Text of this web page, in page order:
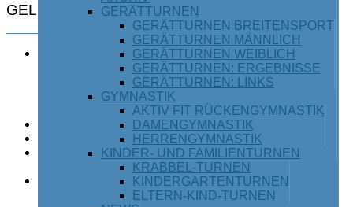
GERÄTTURNEN
GERÄTTURNEN BREITENSPORT
GERÄTTURNEN MÄNNLICH
GERÄTTURNEN WEIBLICH
GERÄTTURNEN: ERGEBNISSE
GERÄTTURNEN: LINKS
GYMNASTIK
AKTIV FIT RÜCKENGYMNASTIK
DAMENGYMNASTIK
HERRENGYMNASTIK
KINDER- UND FAMILIENTURNEN
KRABBEL-TURNEN
KINDERGARTENTURNEN
ELTERN-KIND-TURNEN
GELESEN
Mehrkampfserie